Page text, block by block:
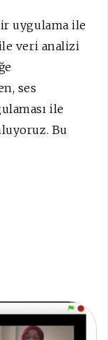
uygulama ile
veri analizi
ses
ile
Bu